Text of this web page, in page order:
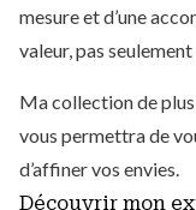
mesure et d’une
valeur, pas
Ma collection de
vous permettra de
d’affiner vos envies.
Découvrir mon